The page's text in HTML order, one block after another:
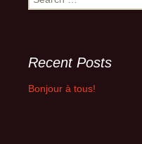
for:
Recent Posts
Bonjour à tous!